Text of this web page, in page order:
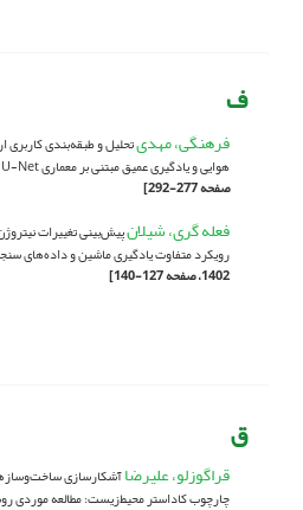
ف
فرهنگی، مهدیتحلیل و طبقه‌بندی کاربری
هوایی و یادگیری عمیق مبتنی بر معماری U-Net
صفحه 277-292]
فعله گری، شیلانپیش‌بینی تغییرات
رویکرد متفاوت یادگیری ماشین و داده‌های
1402، صفحه 127-140]
ق
قراگوزلو، علیرضاآشکارسازی
چارچوب کاداستر محیط‌زیست: مطالعه موردی